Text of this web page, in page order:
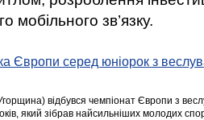
мобільного зв’язку.
серед юніорок з
відбувся чемпіонат Європи з
який зібрав найсильніших молодих